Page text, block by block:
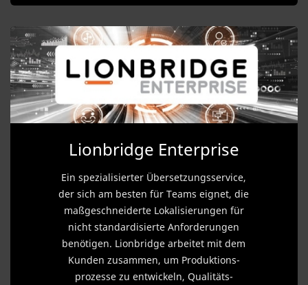
Lionbridge Enterprise
Ein spezialisierter Übersetzungsservice,
der sich am besten für Teams eignet, die
maßgeschneiderte Lokalisierungen für
nicht standardisierte Anforderungen
benötigen. Lionbridge arbeitet mit dem
Kunden zusammen, um Produktions­
prozesse zu entwickeln, Qualitäts­